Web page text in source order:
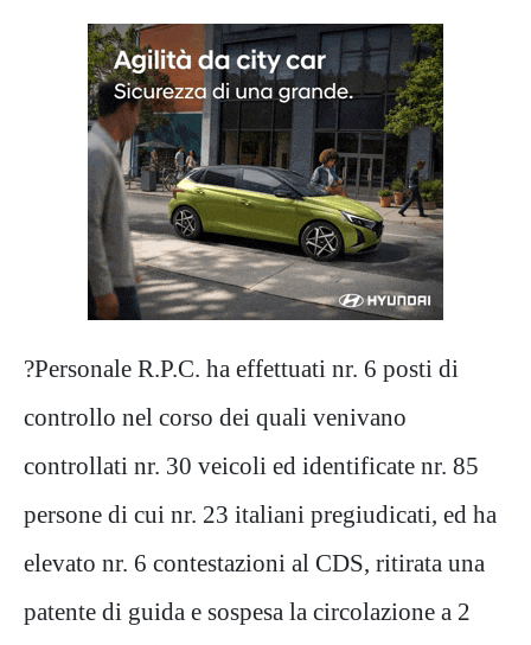
?Personale R.P.C. ha effettuati nr. 6 posti di
controllo nel corso dei quali venivano
controllati nr. 30 veicoli ed identificate nr. 85
persone di cui nr. 23 italiani pregiudicati, ed ha
elevato nr. 6 contestazioni al CDS, ritirata una
patente di guida e sospesa la circolazione a 2